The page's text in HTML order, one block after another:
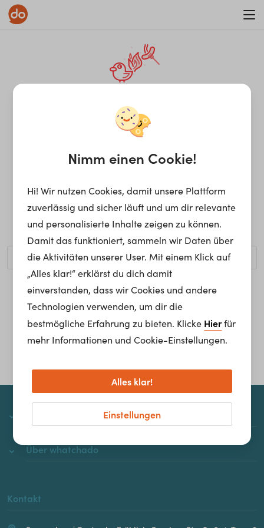
¡Ay, caramba! Seite nicht
gefunden.
Ups, die gewünschte Seite kann nicht gefunden werden.
Möchtest du nach einem bestimmten Begriff suchen?
Homepage
Über whatchado
Kontakt
Nimm einen Cookie!
Hi! Wir nutzen Cookies, damit unsere Plattform
zuverlässig und sicher läuft und um dir relevante
und personalisierte Inhalte zeigen zu können.
Damit das funktioniert, sammeln wir Daten über
die Aktivitäten unserer User. Mit einem Klick auf
„Alles klar!“ erklärst du dich damit
einverstanden, dass wir Cookies und andere
Technologien verwenden, um dir die
bestmögliche Erfahrung zu bieten. Klicke Hierfür
mehr Informationen und Cookie-Einstellungen.
Einstellungen
Alles klar!